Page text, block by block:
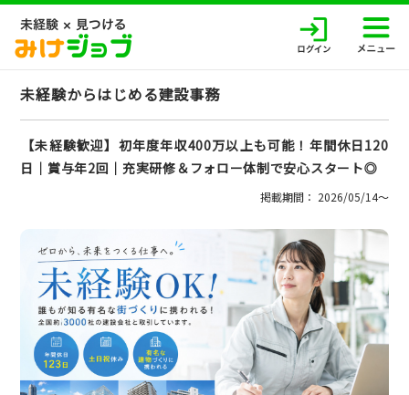
未経験からはじめる建設事務
【未経験歓迎】初年度年収400万以上も可能！年間休日120
日│賞与年2回│充実研修＆フォロー体制で安心スタート◎
掲載期間： 2026/05/14〜